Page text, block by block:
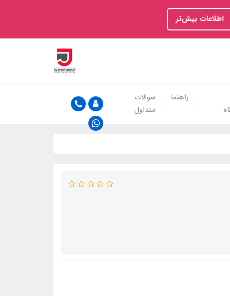
اطلاعات بیش‌تر
راهنما
سوالات
متداول